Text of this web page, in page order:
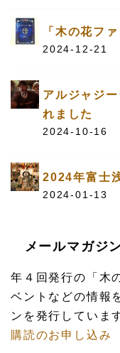
「木の花フ
2024-12-21
アルジャジ
れました
2024-10-16
2024年富士
2024-01-13
メールマガジ
年４回発行の「木
ベントなどの情報
ンを発行していま
購読のお申し込み